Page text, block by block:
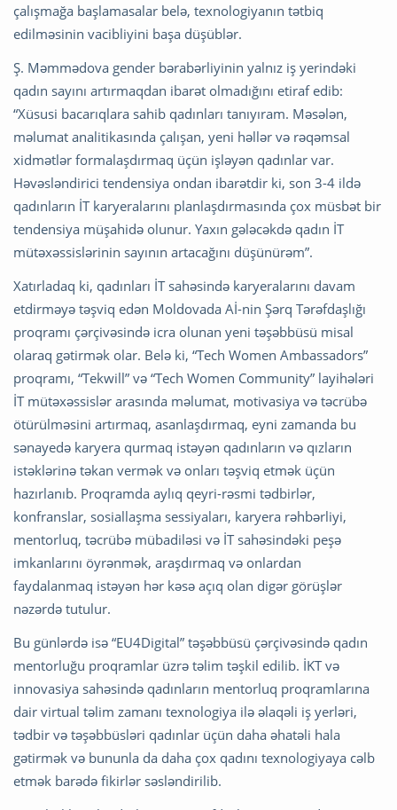
çalışmağa başlamasalar belə, texnologiyanın tətbiq
edilməsinin vacibliyini başa düşüblər.
Ş. Məmmədova gender bərabərliyinin yalnız iş yerindəki
qadın sayını artırmaqdan ibarət olmadığını etiraf edib:
“Xüsusi bacarıqlara sahib qadınları tanıyıram. Məsələn,
məlumat analitikasında çalışan, yeni həllər və rəqəmsal
xidmətlər formalaşdırmaq üçün işləyən qadınlar var.
Həvəsləndirici tendensiya ondan ibarətdir ki, son 3-4 ildə
qadınların İT karyeralarını planlaşdırmasında çox müsbət bir
tendensiya müşahidə olunur. Yaxın gələcəkdə qadın İT
mütəxəssislərinin sayının artacağını düşünürəm”.
Xatırladaq ki, qadınları İT sahəsində karyeralarını davam
etdirməyə təşviq edən Moldovada Aİ-nin Şərq Tərəfdaşlığı
proqramı çərçivəsində icra olunan yeni təşəbbüsü misal
olaraq gətirmək olar. Belə ki, “Tech Women Ambassadors”
proqramı, “Tekwill” və “Tech Women Community” layihələri
İT mütəxəssislər arasında məlumat, motivasiya və təcrübə
ötürülməsini artırmaq, asanlaşdırmaq, eyni zamanda bu
sənayedə karyera qurmaq istəyən qadınların və qızların
istəklərinə təkan vermək və onları təşviq etmək üçün
hazırlanıb. Proqramda aylıq qeyri-rəsmi tədbirlər,
konfranslar, sosiallaşma sessiyaları, karyera rəhbərliyi,
mentorluq, təcrübə mübadiləsi və İT sahəsindəki peşə
imkanlarını öyrənmək, araşdırmaq və onlardan
faydalanmaq istəyən hər kəsə açıq olan digər görüşlər
nəzərdə tutulur.
Bu günlərdə isə “EU4Digital” təşəbbüsü çərçivəsində qadın
mentorluğu proqramlar üzrə təlim təşkil edilib. İKT və
innovasiya sahəsində qadınların mentorluq proqramlarına
dair virtual təlim zamanı texnologiya ilə əlaqəli iş yerləri,
tədbir və təşəbbüsləri qadınlar üçün daha əhatəli hala
gətirmək və bununla da daha çox qadını texnologiyaya cəlb
etmək barədə fikirlər səsləndirilib.